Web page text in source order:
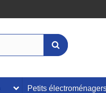
Petits